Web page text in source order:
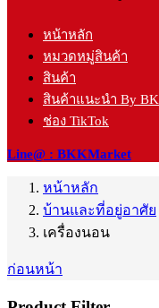
หน้าหลัก
หมวดหมู่สินค้า
สินค้า
สินค้าแนะนำ By
ช่อง TikTok
Line@ : BKKMarket
หน้าหลัก
บ้านและที่อยู่อาศัย
เครื่องนอน
ก่อนหน้า